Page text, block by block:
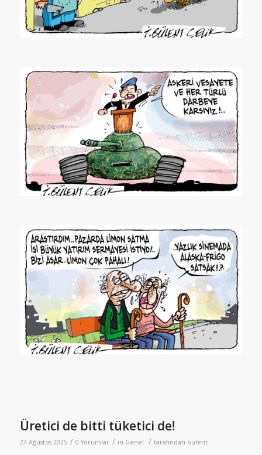
Üretici de bitti tüketici de!
24 Ağustos 2025 / 0 Yorumlar / in Genel / tarafından bulent